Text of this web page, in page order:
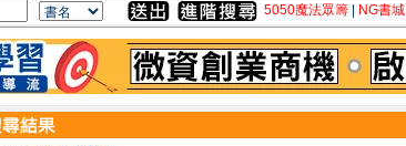
5050魔法眾籌 NG書城